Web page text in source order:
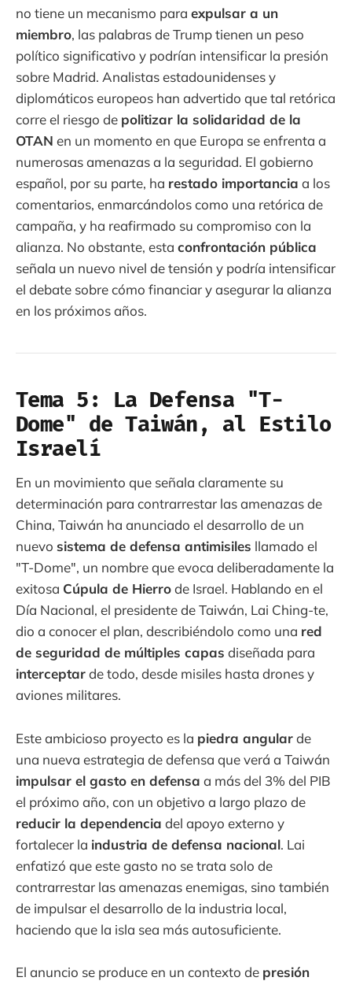
no tiene un mecanismo para expulsar a un
miembro, las palabras de Trump tienen un peso
político significativo y podrían intensificar la presión
sobre Madrid. Analistas estadounidenses y
diplomáticos europeos han advertido que tal retórica
corre el riesgo de politizar la solidaridad de la
OTAN en un momento en que Europa se enfrenta a
numerosas amenazas a la seguridad. El gobierno
español, por su parte, ha restado importancia a los
comentarios, enmarcándolos como una retórica de
campaña, y ha reafirmado su compromiso con la
alianza. No obstante, esta confrontación pública
señala un nuevo nivel de tensión y podría intensificar
el debate sobre cómo financiar y asegurar la alianza
en los próximos años.
Tema 5: La Defensa "T-
Dome" de Taiwán, al Estilo
Israelí
En un movimiento que señala claramente su
determinación para contrarrestar las amenazas de
China, Taiwán ha anunciado el desarrollo de un
nuevo sistema de defensa antimisiles llamado el
"T-Dome", un nombre que evoca deliberadamente la
exitosa Cúpula de Hierrode Israel. Hablando en el
Día Nacional, el presidente de Taiwán, Lai Ching-te,
dio a conocer el plan, describiéndolo como una red
de seguridad de múltiples capas diseñada para
interceptarde todo, desde misiles hasta drones y
aviones militares.
Este ambicioso proyecto es la piedra angularde
una nueva estrategia de defensa que verá a Taiwán
impulsar el gasto en defensa a más del 3% del PIB
el próximo año, con un objetivo a largo plazo de
reducir la dependencia del apoyo externo y
fortalecer la industria de defensa nacional. Lai
enfatizó que este gasto no se trata solo de
contrarrestar las amenazas enemigas, sino también
de impulsar el desarrollo de la industria local,
haciendo que la isla sea más autosuficiente.
El anuncio se produce en un contexto de presión